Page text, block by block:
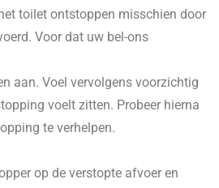
toilet ontstoppen misschien door
Voor dat uw bel-ons
aan. Voel vervolgens voorzichtig
voelt zitten. Probeer hierna
te verhelpen.
op de verstopte afvoer en